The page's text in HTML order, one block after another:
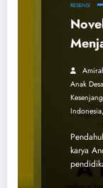
RESENSI
Anak Desa
Indonesia,
karya